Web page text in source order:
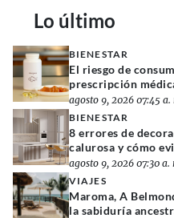
Lo último
BIENESTAR
El riesgo de
prescripción
agosto 9, 2026 07:45 a.
BIENESTAR
8 errores de
calurosa y cómo
agosto 9, 2026 07:30 a.
VIAJES
Maroma, A
la sabiduría